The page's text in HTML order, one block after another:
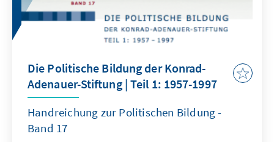
Teilnehmerländer oder kommunizierten per
Skype-Interview unmittelbar mit unseren
Kollegen in Buenos Aires, Rio und Mexiko-
Die Politische Bildung der Konrad-
Adenauer-Stiftung | Teil 1: 1957-1997
Handreichung zur Politischen Bildung -
Band 17